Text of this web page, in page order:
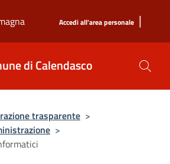
Accedi all'area personale |
di Calendasco
trasparente >
>